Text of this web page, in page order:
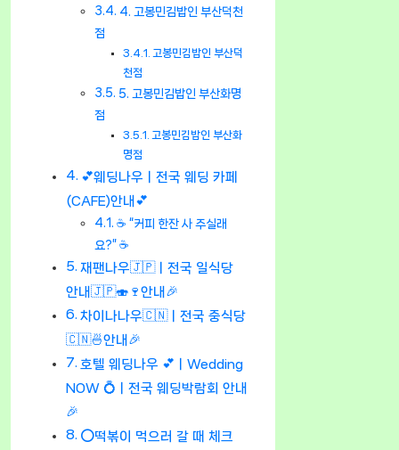
4. 고봉민김밥인 부산덕천
점
고봉민김밥인 부산덕
천점
5. 고봉민김밥인 부산화명
점
고봉민김밥인 부산화
명점
💕웨딩나우ㅣ전국 웨딩 카페
(CAFE)안내💕
☕ “커피 한잔 사 주실래
요?” ☕
재팬나우🇯🇵ㅣ전국 일식당
안내🇯🇵🍣🍷안내🎉
차이나나우🇨🇳ㅣ전국 중식당
🇨🇳🍜안내🎉
호텔 웨딩나우 💕ㅣWedding
NOW 💍ㅣ전국 웨딩박람회 안내
🎉
⭕떡볶이 먹으러 갈 때 체크